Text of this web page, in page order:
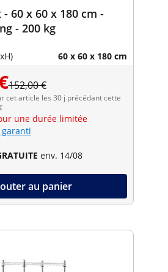
60 x 60 x 180 cm -
- 200 kg
60 x 60 x 180 cm
152,00 €
cet article les 30 j précédant cette
une durée limitée
env. 14/08
au panier